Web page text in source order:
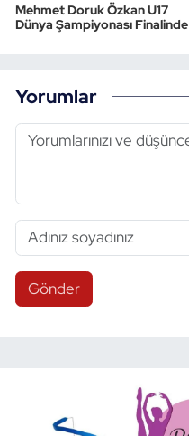
Mehmet Doruk Özkan U17
Dünya Şampiyonası Finalinde
Yorumlar
Gönder